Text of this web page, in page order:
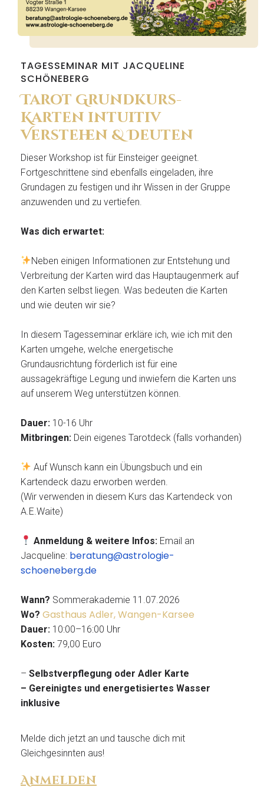
TAGESSEMINAR MIT JACQUELINE
SCHÖNEBERG
Tarot Grundkurs-
Karten intuitiv
Verstehen & Deuten
Dieser Workshop ist für Einsteiger geeignet.
Fortgeschrittene sind ebenfalls eingeladen, ihre
Grundagen zu festigen und ihr Wissen in der Gruppe
anzuwenden und zu vertiefen.
Was dich erwartet:
Neben einigen Informationen zur Entstehung und
Verbreitung der Karten wird das Hauptaugenmerk auf
den Karten selbst liegen. Was bedeuten die Karten
und wie deuten wir sie?
In diesem Tagesseminar erkläre ich, wie ich mit den
Karten umgehe, welche energetische
Grundausrichtung förderlich ist für eine
aussagekräftige Legung und inwiefern die Karten uns
auf unserem Weg unterstützen können.
Dauer: 10-16 Uhr
Mitbringen: Dein eigenes Tarotdeck (falls vorhanden)
Auf Wunsch kann ein Übungsbuch und ein
Kartendeck dazu erworben werden.
(Wir verwenden in diesem Kurs das Kartendeck von
A.E.Waite)
Anmeldung & weitere Infos: Email an
Jacqueline: beratung@astrologie-
schoeneberg.de
Wann? Sommerakademie 11.07.2026
Wo? Gasthaus Adler, Wangen-Karsee
Dauer: 10:00–16:00 Uhr
Kosten: 79,00 Euro
– Selbstverpflegung oder Adler Karte
– Gereinigtes und energetisiertes Wasser
inklusive
Melde dich jetzt an und tausche dich mit
Gleichgesinnten aus!
Anmelden